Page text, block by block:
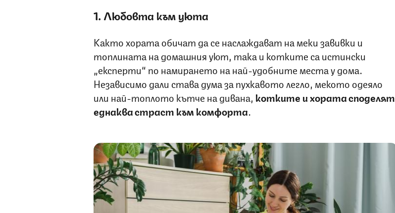
1. Любовта към уюта
Както хората обичат да се наслаждават на меки завивки и
топлината на домашния уют, така и котките са истински
„експерти“ по намирането на най-удобните места у дома.
Независимо дали става дума за пухкавото легло, мекото одеяло
или най-топлото кътче на дивана, котките и хората споделят
еднаква страст към комфорта.